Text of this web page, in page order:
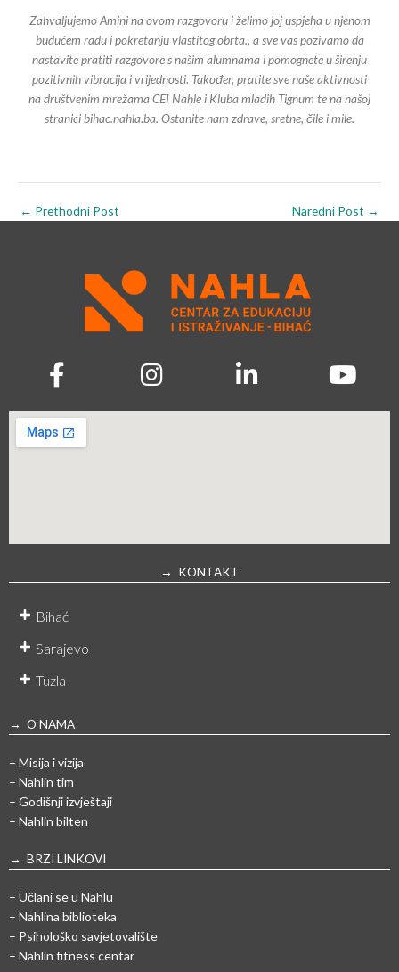
Zahvaljujemo Amini na ovom razgovoru i želimo joj uspjeha u njenom
budućem radu i pokretanju vlastitog obrta., a sve vas pozivamo da
nastavite pratiti razgovore s našim alumnama i pomognete u širenju
pozitivnih vibracija i vrijednosti. Također, pratite sve naše aktivnosti
na društvenim mrežama CEI Nahle i Kluba mladih Tignum te na našoj
stranici bihac.nahla.ba. Ostanite nam zdrave, sretne, čile i mile.
← Prethodni Post Naredni Post →
→ KONTAKT
Bihać
Sarajevo
Tuzla
→ O NAMA
– Misija i vizija
– Nahlin tim
– Godišnji izvještaji
– Nahlin bilten
→ BRZI LINKOVI
– Učlani se u Nahlu
– Nahlina biblioteka
– Psihološko savjetovalište
– Nahlin fitness centar